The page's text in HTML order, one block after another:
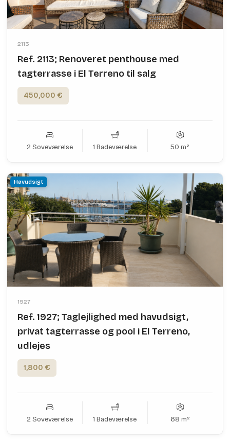
2113
Ref. 2113; Renoveret penthouse med
tagterrasse i El Terreno til salg
450,000 €
2 Soveværelse 1 Badeværelse 50 m²
Havudsigt
1927
Ref. 1927; Taglejlighed med havudsigt,
privat tagterrasse og pool i El Terreno,
udlejes
1,800 €
2 Soveværelse 1 Badeværelse 68 m²